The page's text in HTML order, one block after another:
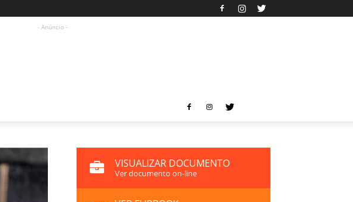
- Anúncio -
VISUALIZAR DOCUMENTO
Ver documento on-line